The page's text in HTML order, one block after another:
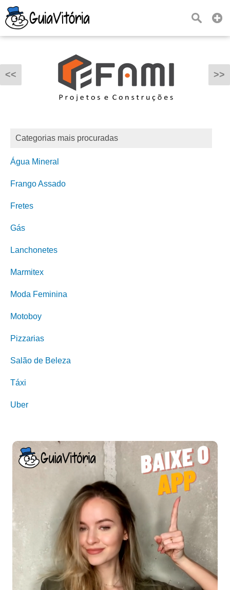
<< >>
Categorias mais procuradas
Água Mineral
Frango Assado
Fretes
Gás
Lanchonetes
Marmitex
Moda Feminina
Motoboy
Pizzarias
Salão de Beleza
Táxi
Uber